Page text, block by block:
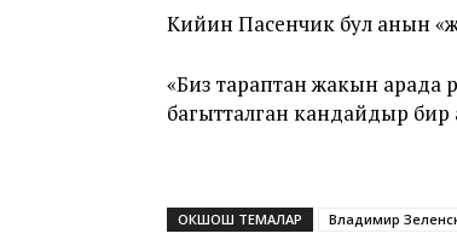
Кийин Пасенчик бул анын
«Биз тараптан жакын арада
багытталган кандайдыр бир
ОКШОШ ТЕМАЛАР Владимир